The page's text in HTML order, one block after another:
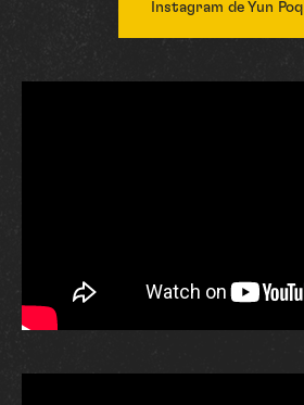
Instagram de Yun Poq